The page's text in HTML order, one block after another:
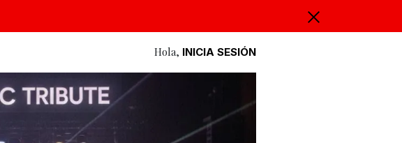
Hola, INICIA SESIÓN